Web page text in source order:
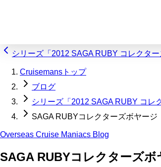
シリーズ「2012 SAGA RUBY コレクター
Cruisemansトップ
ブログ
シリーズ「2012 SAGA RUBY コレ
SAGA RUBYコレクターズボヤ
Overseas Cruise Maniacs Blog
SAGA RUBYコレクター